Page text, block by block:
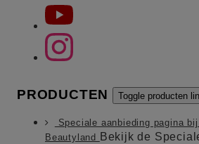
PRODUCTEN Toggle producten
Speciale aanbieding pagina
Beautyland
Bekijk de